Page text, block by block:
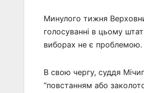
Минулого тижня
голосуванні в цьому
виборах не є проблемою.
В свою чергу, суддя
“повстанням або